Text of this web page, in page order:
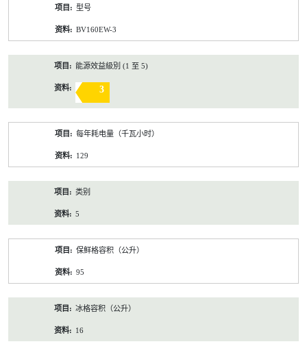
型号
BV160EW-3
能源效益級別 (1 至 5)
3
每年耗电量（千瓦小时）
129
类别
5
保鲜格容积（公升）
95
冰格容积（公升）
16